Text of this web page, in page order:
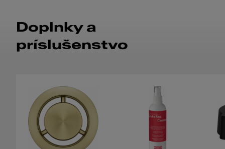
Doplnky a
príslušenstvo